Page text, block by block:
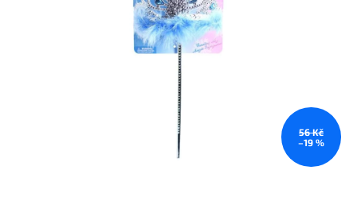
56 Kč
–19 %